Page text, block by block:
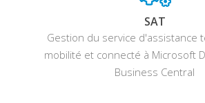
SAT
Gestion du service d'assistance
mobilité et connecté à Microsoft
Business Central